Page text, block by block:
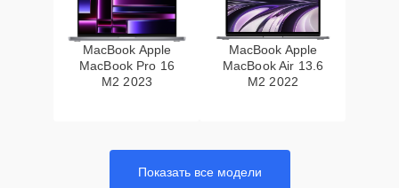
MacBook Apple
MacBook Pro 16
M2 2023
MacBook Apple
MacBook Air 13.6
M2 2022
Показать все модели